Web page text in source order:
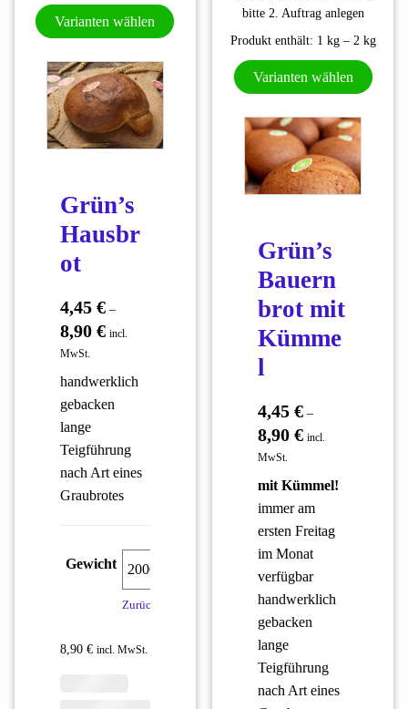
Varianten wählen
Dieses Produkt weist mehrere
Grün’s
Hausbr
ot
4,45€ –
8,90€ incl.
MwSt.
handwerklich
gebacken
lange
Teigführung
nach Art eines
Graubrotes
Gewicht
Zurücksetzen
8,90€ incl. MwSt.
bitte 2. Auftrag anlegen
Produkt enthält: 1 kg– 2 kg
Varianten wählen
Grün’s
Bauern
brot mit
Kümme
l
4,45€ –
8,90€ incl.
MwSt.
mit Kümmel!
immer am
ersten Freitag
im Monat
verfügbar
handwerklich
gebacken
lange
Teigführung
nach Art eines